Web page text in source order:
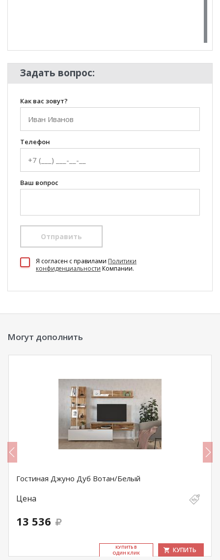
Задать вопрос:
Как вас зовут?
Телефон
Ваш вопрос
Отправить
Я согласен c правилами Политики
конфиденциальности Компании.
Могут дополнить
Гостиная Джуно Дуб Вотан/Белый
Цена
13 536
КУ­ПИТЬ В
ОДИН КЛИК
КУПИТЬ